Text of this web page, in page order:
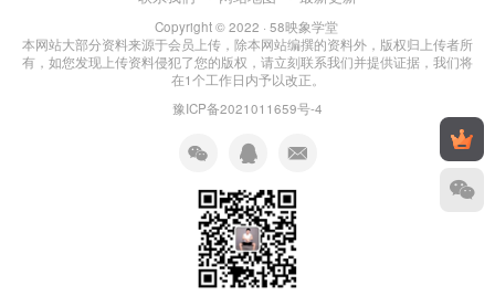
Copyright © 2022 · 58映象学堂
本网站大部分资料来源于会员上传，除本网站编撰的资料外，版权归上传者所
有，如您发现上传资料侵犯了您的版权，请立刻联系我们并提供证据，我们将
在1个工作日内予以改正。
豫ICP备2021011659号-4